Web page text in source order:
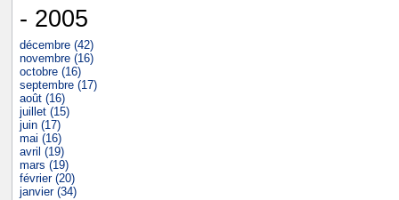
- 2005
décembre (42)
novembre (16)
octobre (16)
septembre (17)
août (16)
juillet (15)
juin (17)
mai (16)
avril (19)
mars (19)
février (20)
janvier (34)